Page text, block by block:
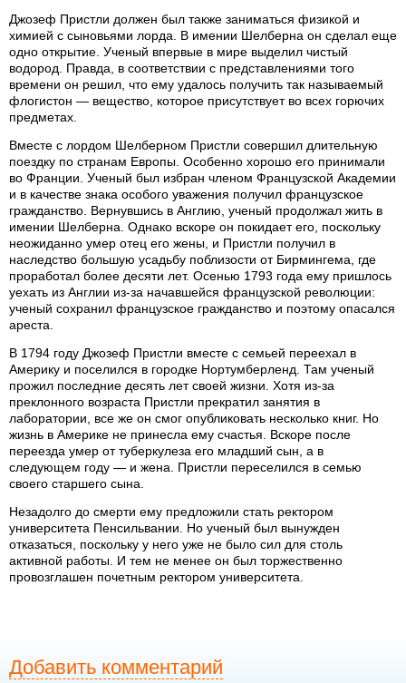
Джозеф Пристли должен был также заниматься физикой и
химией с сыновьями лорда. В имении Шелберна он сделал еще
одно открытие. Ученый впервые в мире выделил чистый
водород. Правда, в соответствии с представлениями того
времени он решил, что ему удалось получить так называемый
флогистон — вещество, которое присутствует во всех горючих
предметах.
Вместе с лордом Шелберном Пристли совершил длительную
поездку по странам Европы. Особенно хорошо его принимали
во Франции. Ученый был избран членом Французской Академии
и в качестве знака особого уважения получил французское
гражданство. Вернувшись в Англию, ученый продолжал жить в
имении Шелберна. Однако вскоре он покидает его, поскольку
неожиданно умер отец его жены, и Пристли получил в
наследство большую усадьбу поблизости от Бирмингема, где
проработал более десяти лет. Осенью 1793 года ему пришлось
уехать из Англии из-за начавшейся французской революции:
ученый сохранил французское гражданство и поэтому опасался
ареста.
В 1794 году Джозеф Пристли вместе с семьей переехал в
Америку и поселился в городке Нортумберленд. Там ученый
прожил последние десять лет своей жизни. Хотя из-за
преклонного возраста Пристли прекратил занятия в
лаборатории, все же он смог опубликовать несколько книг. Но
жизнь в Америке не принесла ему счастья. Вскоре после
переезда умер от туберкулеза его младший сын, а в
следующем году — и жена. Пристли переселился в семью
своего старшего сына.
Незадолго до смерти ему предложили стать ректором
университета Пенсильвании. Но ученый был вынужден
отказаться, поскольку у него уже не было сил для столь
активной работы. И тем не менее он был торжественно
провозглашен почетным ректором университета.
Добавить комментарий